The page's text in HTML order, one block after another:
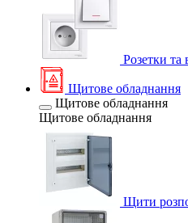
Розетки та
Щитове обладнання
Щитове обладнання
Щитове обладнання
Щити